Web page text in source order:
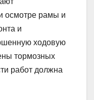
осмотре рамы и
и
ходовую
тормозных
работ должна